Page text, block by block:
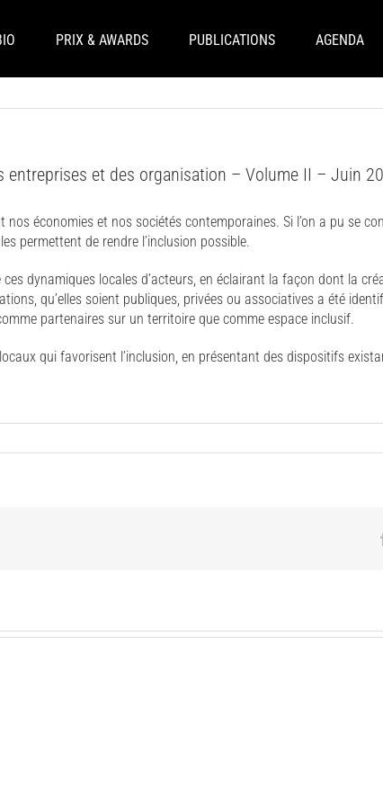
PRIX & AWARDS PUBLICATIONS AGENDA
entreprises et des organisation – Volume II – Juin
économies et nos sociétés contemporaines. Si l’on a pu se
permettent de rendre l’inclusion possible.
dynamiques locales d’acteurs, en éclairant la façon dont la
qu’elles soient publiques, privées ou associatives a été
partenaires sur un territoire que comme espace inclusif.
qui favorisent l’inclusion, en présentant des dispositifs